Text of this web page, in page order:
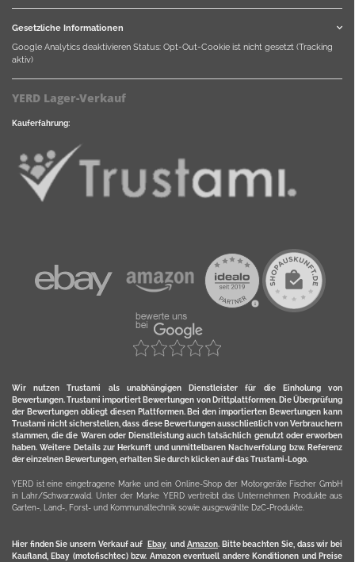
Gesetzliche Informationen
Google Analytics deaktivieren Status: Opt-Out-Cookie ist nicht gesetzt (Tracking
aktiv)
YERD Lager-Verkauf
Kauferfahrung:
Wir nutzen Trustami als unabhängigen Dienstleister für die Einholung von
Bewertungen. Trustami importiert Bewertungen von Drittplattformen. Die Überprüfung
der Bewertungen obliegt diesen Plattformen. Bei den importierten Bewertungen kann
Trustami nicht sicherstellen, dass diese Bewertungen ausschließlich von Verbrauchern
stammen, die die Waren oder Dienstleistung auch tatsächlich genutzt oder erworben
haben. Weitere Details zur Herkunft und unmittelbaren Nachverfolung bzw. Referenz
der einzelnen Bewertungen, erhalten Sie durch klicken auf das Trustami-Logo.
YERD ist eine eingetragene Marke und ein Online-Shop der Motorgeräte Fischer GmbH
in Lahr/Schwarzwald. Unter der Marke YERD vertreibt das Unternehmen Produkte aus
Garten-, Land-, Forst- und Kommunaltechnik sowie ausgewählte D2C-Produkte.
Hier finden Sie unsern Verkauf auf Ebayund Amazon. Bitte beachten Sie, dass wir bei
Kaufland, Ebay (motofischtec) bzw. Amazon eventuell andere Konditionen und Preise